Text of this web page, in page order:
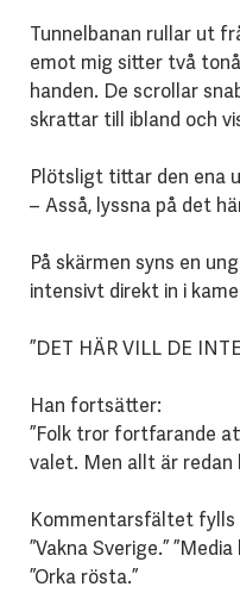
Tunnelbanan rullar ut
emot mig sitter två
handen. De scrollar
skrattar till ibland och
Plötsligt tittar den ena
– Asså, lyssna på det
På skärmen syns en
intensivt direkt in i
”DET HÄR VILL DE
Han fortsätter:
”Folk tror fortfarande
valet. Men allt är redan
Kommentarsfältet fylls
”Vakna Sverige.”
”Orka rösta.”